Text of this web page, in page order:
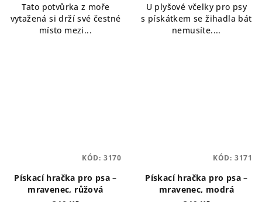
Tato potvůrka z moře
vytažená si drží své čestné
místo mezi...
U plyšové včelky pro psy
s pískátkem se žihadla bát
nemusíte....
Pískací hračka pro psa –
mravenec, růžová
KÓD: 3170
Pískací hračka pro psa –
mravenec, modrá
KÓD: 3171